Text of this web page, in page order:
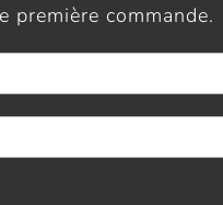
première commande.